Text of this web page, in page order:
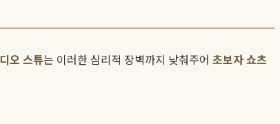
오 스튜는 이러한 심리적 장벽까지 낮춰주어 초보자 쇼츠